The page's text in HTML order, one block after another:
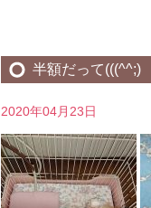
半額だって(((^^;)
2020年04月23日